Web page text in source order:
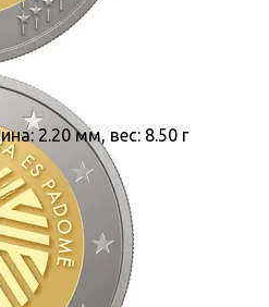
2.20 мм, вес: 8.50 г